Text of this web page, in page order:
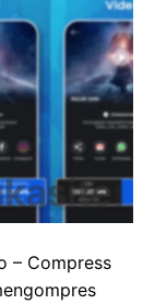
– Compress